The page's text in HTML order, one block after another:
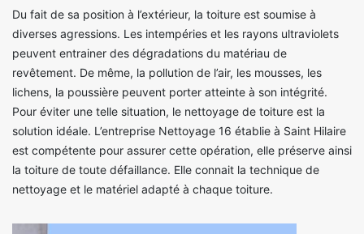
Du fait de sa position à l’extérieur, la toiture est soumise à
diverses agressions. Les intempéries et les rayons ultraviolets
peuvent entrainer des dégradations du matériau de
revêtement. De même, la pollution de l’air, les mousses, les
lichens, la poussière peuvent porter atteinte à son intégrité.
Pour éviter une telle situation, le nettoyage de toiture est la
solution idéale. L’entreprise Nettoyage 16 établie à Saint Hilaire
est compétente pour assurer cette opération, elle préserve ainsi
la toiture de toute défaillance. Elle connait la technique de
nettoyage et le matériel adapté à chaque toiture.